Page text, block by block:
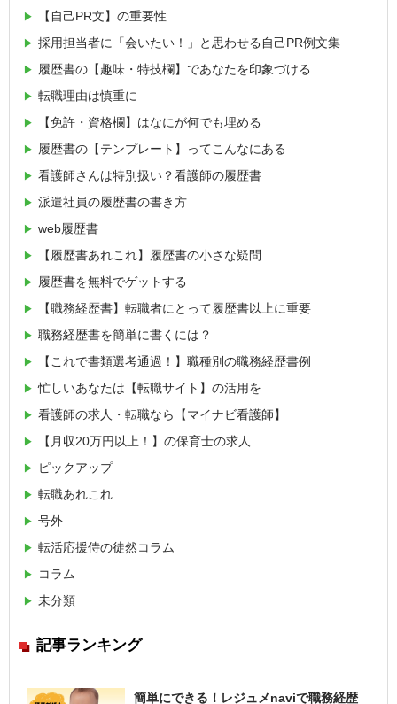
【自己PR文】の重要性
採用担当者に「会いたい！」と思わせる自己PR例文集
履歴書の【趣味・特技欄】であなたを印象づける
転職理由は慎重に
【免許・資格欄】はなにが何でも埋める
履歴書の【テンプレート】ってこんなにある
看護師さんは特別扱い？看護師の履歴書
派遣社員の履歴書の書き方
web履歴書
【履歴書あれこれ】履歴書の小さな疑問
履歴書を無料でゲットする
【職務経歴書】転職者にとって履歴書以上に重要
職務経歴書を簡単に書くには？
【これで書類選考通過！】職種別の職務経歴書例
忙しいあなたは【転職サイト】の活用を
看護師の求人・転職なら【マイナビ看護師】
【月収20万円以上！】の保育士の求人
ピックアップ
転職あれこれ
号外
転活応援侍の徒然コラム
コラム
未分類
記事ランキング
簡単にできる！レジュメnaviで職務経歴